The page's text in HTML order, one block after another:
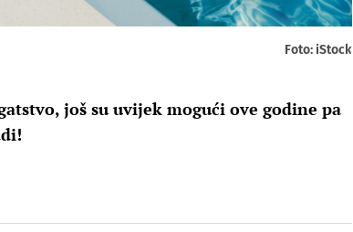
Foto: iStock
još su uvijek mogući ove godine pa